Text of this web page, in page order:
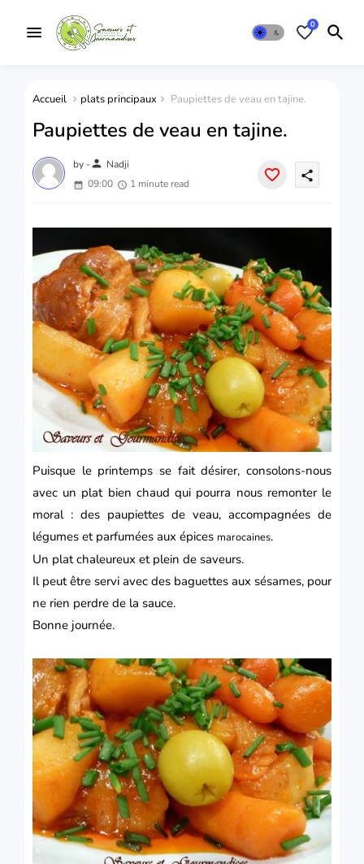
0
Accueil plats principaux Paupiettes de veau en tajine.
Paupiettes de veau en tajine.
by -person Nadji
09:00
1 minute read
share
Puisque le printemps se fait désirer, consolons-nous
avec un plat bien chaud qui pourra nous remonter le
moral : des paupiettes de veau, accompagnées de
légumes et parfumées aux épices marocaines.
Un plat chaleureux et plein de saveurs.
Il peut être servi avec des baguettes aux sésames, pour
ne rien perdre de la sauce.
Bonne journée.